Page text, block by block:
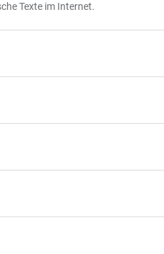
Texte im Internet.